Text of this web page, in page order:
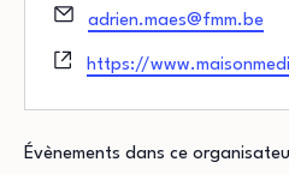
Email
adrien.maes@fmm.be
Site
https://
Évènements dans ce